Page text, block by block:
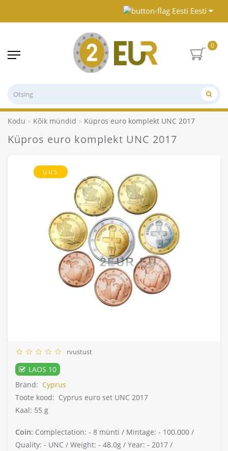
Eesti
0
Kodu Kõik mündid Küpros euro komplekt UNC 2017
Küpros euro komplekt UNC 2017
UUS
rvustust
LAOS 10
Bränd: Cyprus
Toote kood: Cyprus euro set UNC 2017
Kaal: 55 g
Coin: Complectation: - 8 münti / Mintage: - 100.000 /
Quality: - UNC / Weight: - 48.0g / Year: - 2017 /